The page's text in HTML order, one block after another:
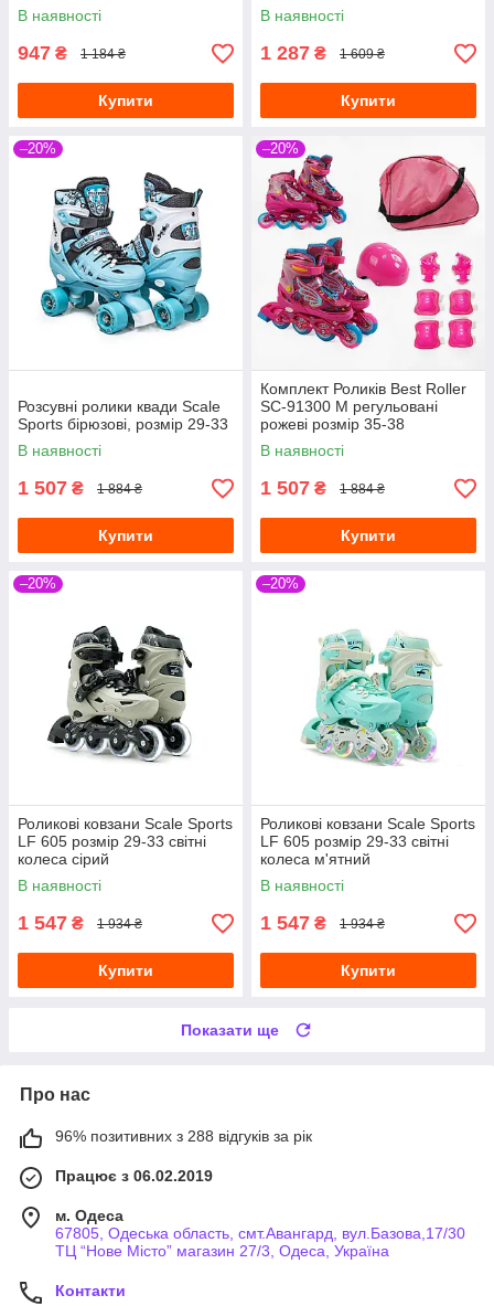
В наявності
947 ₴ 1 184 ₴
Купити
В наявності
1 287 ₴ 1 609 ₴
Купити
–20%
Розсувні ролики квади Scale
Sports бірюзові, розмір 29-33
В наявності
1 507 ₴ 1 884 ₴
Купити
–20%
Комплект Роликів Best Roller
SC-91300 М регульовані
рожеві розмір 35-38
В наявності
1 507 ₴ 1 884 ₴
Купити
–20%
Роликові ковзани Scale Sports
LF 605 розмір 29-33 світні
колеса сірий
В наявності
1 547 ₴ 1 934 ₴
Купити
–20%
Роликові ковзани Scale Sports
LF 605 розмір 29-33 світні
колеса м'ятний
В наявності
1 547 ₴ 1 934 ₴
Купити
Показати ще
Про нас
96% позитивних з 288 відгуків за рік
Працює з 06.02.2019
м. Одеса
67805, Одеська область, смт.Авангард, вул.Базова,17/30
ТЦ “Нове Місто” магазин 27/3, Одеса, Україна
Контакти